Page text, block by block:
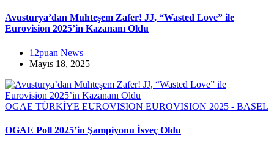
Avusturya’dan Muhteşem Zafer! JJ, “Wasted Love” ile
Eurovision 2025’in Kazananı Oldu
12puan News
Mayıs 18, 2025
OGAE TÜRKİYE EUROVISION EUROVISION 2025 - BASEL
OGAE Poll 2025’in Şampiyonu İsveç Oldu